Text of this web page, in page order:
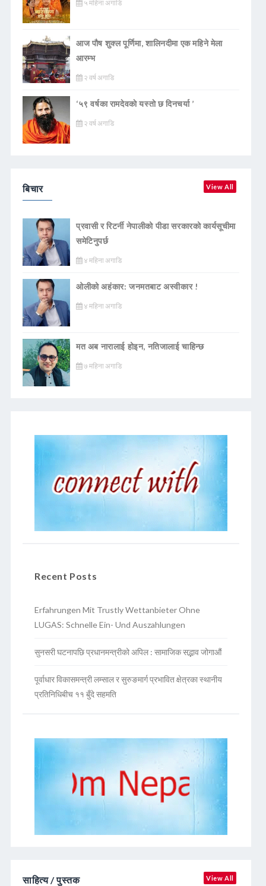
५ महिना अगाडि
आज पौष शुक्ल पूर्णिमा, शालिनदीमा एक महिने मेला
आरम्भ
२ वर्ष अगाडि
‘५९ वर्षका रामदेवकाे यस्ताे छ दिनचर्या ’
२ वर्ष अगाडि
बिचार View All
प्रवासी र रिटर्नी नेपालीको पीडा सरकारको कार्यसूचीमा
समेटिनुपर्छ
४ महिना अगाडि
ओलीको अहंकार: जनमतबाट अस्वीकार !
४ महिना अगाडि
मत अब नारालाई होइन, नतिजालाई चाहिन्छ
७ महिना अगाडि
Recent Posts
Erfahrungen Mit Trustly Wettanbieter Ohne
LUGAS: Schnelle Ein- Und Auszahlungen
सुनसरी घटनापछि प्रधानमन्त्रीको अपिल : सामाजिक सद्भाव जोगाऔं
पूर्वाधार विकासमन्त्री लम्साल र सुरुङमार्ग प्रभावित क्षेत्रका स्थानीय
प्रतिनिधिबीच ११ बुँदे सहमति
साहित्य / पुस्तक View All